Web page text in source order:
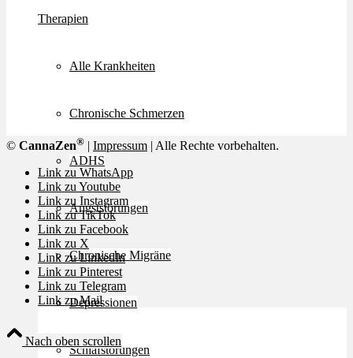
Therapien
Alle Krankheiten
Chronische Schmerzen
ADHS
Angststörungen
Chronische Migräne
Depressionen
Schlafstörungen
© CannaZen® | Impressum | Alle Rechte vorbehalten.
Link zu WhatsApp
Link zu Youtube
Link zu Instagram
Link zu TikTok
Link zu Facebook
Link zu X
Link zu LinkedIn
Link zu Pinterest
Link zu Telegram
Link zu Mail
Nach oben scrollen